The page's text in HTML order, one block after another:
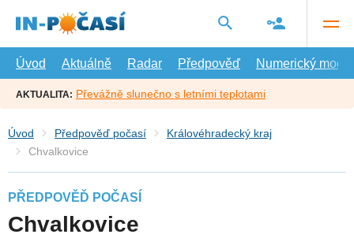
hlavní
Úvod
Aktuálně Radar Předpověď Numerický model
AKTUALITA: Převážně slunečno s letními teplotami
Úvod Předpověď počasí
Královéhradecký kraj
Chvalkovice
PŘEDPOVĚĎ POČASÍ
Chvalkovice